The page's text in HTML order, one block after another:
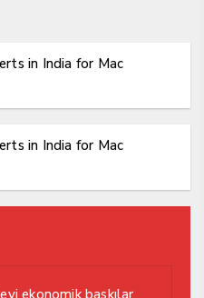
in India for Mac
in India for Mac